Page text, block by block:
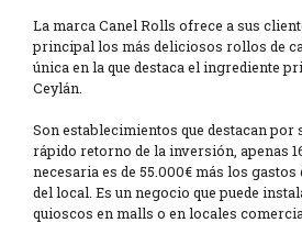
La marca Canel Rolls ofrece a sus
principal los más deliciosos rollos de
única en la que destaca el ingrediente
Ceylán.
Son establecimientos que destacan por
rápido retorno de la inversión, apenas
necesaria es de 55.000€ más los gastos
del local. Es un negocio que puede
quioscos en malls o en locales